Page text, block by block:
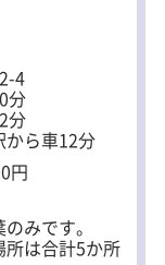
できる方で
ご応募くださ
ため、福利
「永年勤続表
ー毎の会長
結婚や出産で
す。
4
分
分
から車12分
円
みです。
は合計5か所